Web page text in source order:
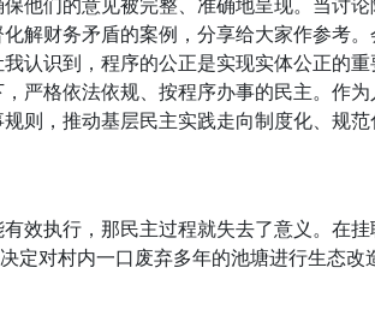
他们的意见被完整、准确地呈现。当讨
解财务矛盾的案例，分享给大家作参考。
认识到，程序的公正是实现实体公正的重
严格依法依规、按程序办事的民主。作
则，推动基层民主实践走向制度化、规范
效执行，那民主过程就失去了意义。在挂
定对村内一口废弃多年的池塘进行生态改